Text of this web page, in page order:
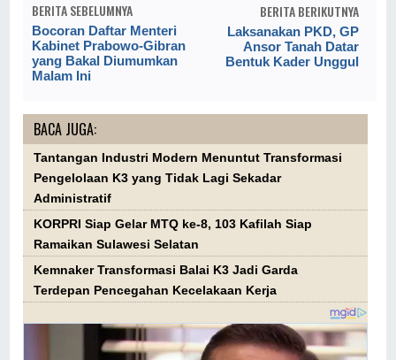
BERITA SEBELUMNYA
Bocoran Daftar Menteri
Kabinet Prabowo-Gibran
yang Bakal Diumumkan
Malam Ini
BERITA BERIKUTNYA
Laksanakan PKD, GP
Ansor Tanah Datar
Bentuk Kader Unggul
BACA JUGA:
Tantangan Industri Modern Menuntut Transformasi
Pengelolaan K3 yang Tidak Lagi Sekadar
Administratif
KORPRI Siap Gelar MTQ ke-8, 103 Kafilah Siap
Ramaikan Sulawesi Selatan
Kemnaker Transformasi Balai K3 Jadi Garda
Terdepan Pencegahan Kecelakaan Kerja